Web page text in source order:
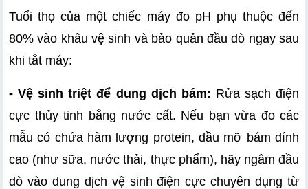
Tuổi thọ của một chiếc máy đo pH phụ thuộc đến
80% vào khâu vệ sinh và bảo quản đầu dò ngay sau
khi tắt máy:
- Vệ sinh triệt để dung dịch bám: Rửa sạch điện
cực thủy tinh bằng nước cất. Nếu bạn vừa đo các
mẫu có chứa hàm lượng protein, dầu mỡ bám dính
cao (như sữa, nước thải, thực phẩm), hãy ngâm đầu
dò vào dung dịch vệ sinh điện cực chuyên dụng từ